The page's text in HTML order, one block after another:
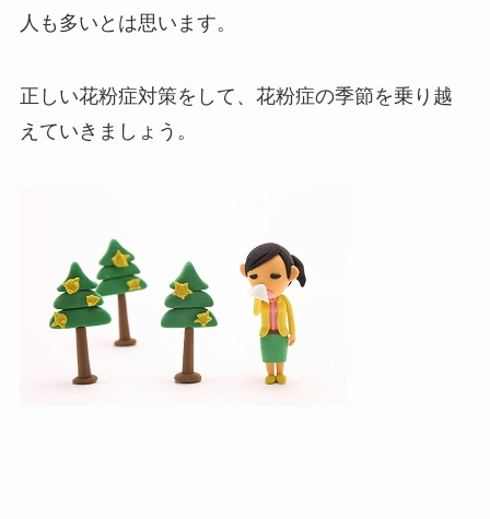
人も多いとは思います。
正しい花粉症対策をして、花粉症の季節を乗り越
えていきましょう。